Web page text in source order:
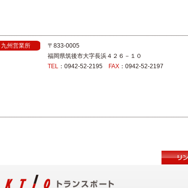
九州営業所
〒833-0005
福岡県筑後市大字長浜４２６－１０
TEL ：0942-52-2195 FAX ：0942-52-2197